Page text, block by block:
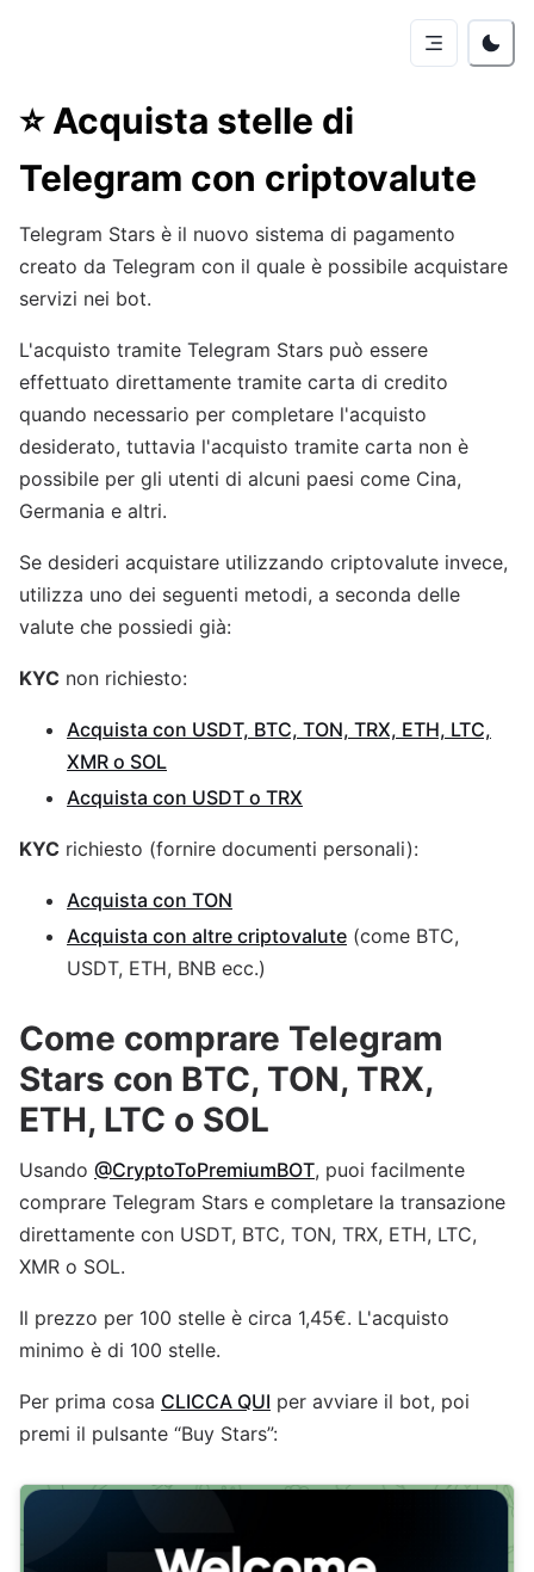
⭐Acquista stelle di
Telegram con criptovalute
Telegram Stars è il nuovo sistema di pagamento
creato da Telegram con il quale è possibile acquistare
servizi nei bot.
L'acquisto tramite Telegram Stars può essere
effettuato direttamente tramite carta di credito
quando necessario per completare l'acquisto
desiderato, tuttavia l'acquisto tramite carta non è
possibile per gli utenti di alcuni paesi come Cina,
Germania e altri.
Se desideri acquistare utilizzando criptovalute invece,
utilizza uno dei seguenti metodi, a seconda delle
valute che possiedi già:
KYC non richiesto:
Acquista con USDT, BTC, TON, TRX, ETH, LTC,
XMR o SOL
Acquista con USDT o TRX
KYC richiesto (fornire documenti personali):
Acquista con TON
Acquista con altre criptovalute (come BTC,
USDT, ETH, BNB ecc.)
Come comprare Telegram
Stars con BTC, TON, TRX,
ETH, LTC o SOL
Usando @CryptoToPremiumBOT, puoi facilmente
comprare Telegram Stars e completare la transazione
direttamente con USDT, BTC, TON, TRX, ETH, LTC,
XMR o SOL.
Il prezzo per 100 stelle è circa 1,45€. L'acquisto
minimo è di 100 stelle.
Per prima cosa CLICCA QUI per avviare il bot, poi
premi il pulsante “Buy Stars”: